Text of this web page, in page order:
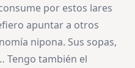
por estos lares
apuntar a otros
nipona. Sus sopas,
Tengo también el